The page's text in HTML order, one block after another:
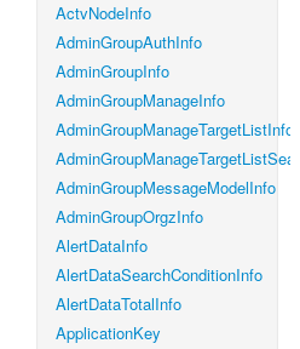
ActvNodeInfo
AdminGroupAuthInfo
AdminGroupInfo
AdminGroupManageInfo
AdminGroupManageTargetListInfo
AdminGroupMessageModelInfo
AdminGroupOrgzInfo
AlertDataInfo
AlertDataSearchConditionInfo
AlertDataTotalInfo
ApplicationKey